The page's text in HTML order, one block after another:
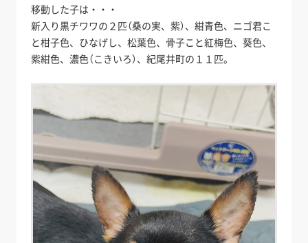
移動した子は・・・
新入り黒チワワの２匹（桑の実、紫）、紺青色、ニゴ君こ
と柑子色、ひなげし、松葉色、骨子こと紅梅色、葵色、
紫紺色、濃色（こきいろ）、紀尾井町の１１匹。